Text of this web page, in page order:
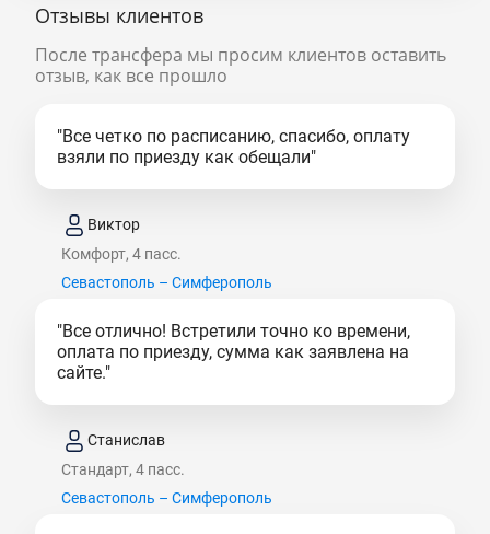
Отзывы клиентов
После трансфера мы просим клиентов оставить
отзыв, как все прошло
"Все четко по расписанию, спасибо, оплату
взяли по приезду как обещали"
Виктор
Комфорт, 4 пасс.
Севастополь – Симферополь
"Все отлично! Встретили точно ко времени,
оплата по приезду, сумма как заявлена на
сайте."
Станислав
Стандарт, 4 пасс.
Севастополь – Симферополь